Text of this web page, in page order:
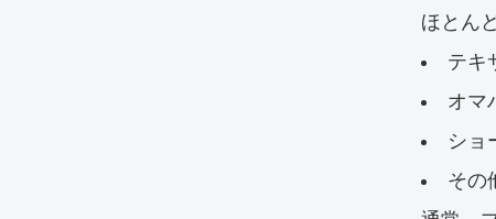
ほとん
テキ
オマ
ショ
その